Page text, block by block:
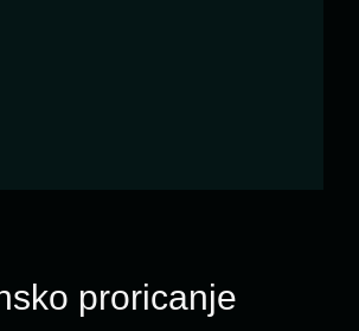
proricanje